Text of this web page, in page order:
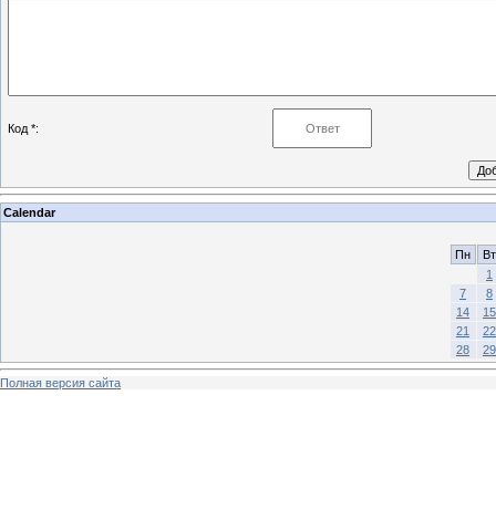
Код *:
Calendar
Пн
Вт
1
7
8
14
15
21
22
28
29
Полная версия сайта